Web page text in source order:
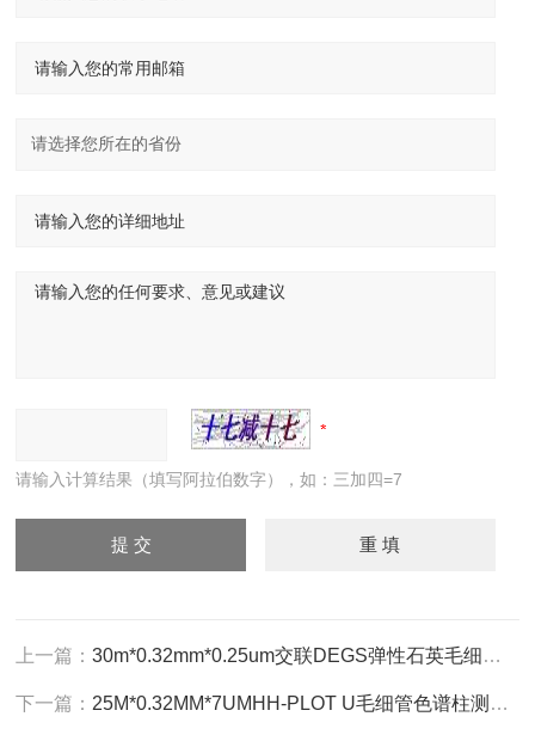
请输入计算结果（填写阿拉伯数字），如：三加四=7
上一篇：30m*0.32mm*0.25um交联DEGS弹性石英毛细管色谱柱应用岛津
下一篇： 25M*0.32MM*7UMHH-PLOT U毛细管色谱柱测定环氧丙烷